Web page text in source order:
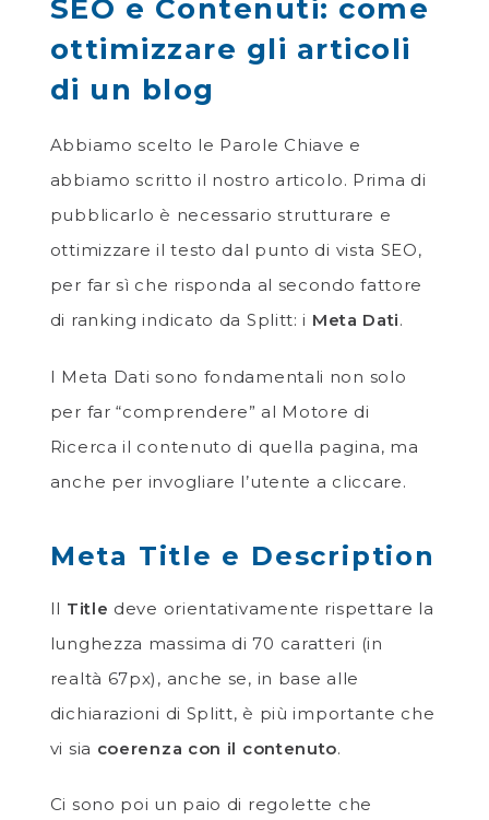
SEO e Contenuti: come
ottimizzare gli articoli
di un blog
Abbiamo scelto le Parole Chiave e
abbiamo scritto il nostro articolo. Prima di
pubblicarlo è necessario strutturare e
ottimizzare il testo dal punto di vista SEO,
per far sì che risponda al secondo fattore
di ranking indicato da Splitt: i Meta Dati.
I Meta Dati sono fondamentali non solo
per far “comprendere” al Motore di
Ricerca il contenuto di quella pagina, ma
anche per invogliare l’utente a cliccare.
Meta Title e Description
Il Title deve orientativamente rispettare la
lunghezza massima di 70 caratteri (in
realtà 67px), anche se, in base alle
dichiarazioni di Splitt, è più importante che
vi sia coerenza con il contenuto.
Ci sono poi un paio di regolette che